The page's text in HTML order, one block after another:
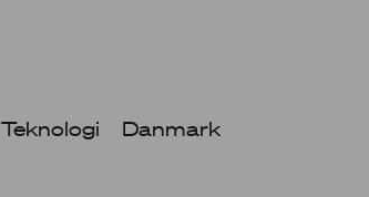
Teknologi Danmark